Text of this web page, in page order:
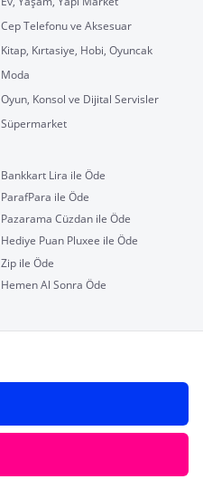
Cep Telefonu ve Aksesuar
Kitap, Kırtasiye, Hobi, Oyuncak
Moda
Oyun, Konsol ve Dijital Servisler
Süpermarket
Bankkart Lira ile Öde
ParafPara ile Öde
Pazarama Cüzdan ile Öde
Hediye Puan Pluxee ile Öde
Zip ile Öde
Hemen Al Sonra Öde